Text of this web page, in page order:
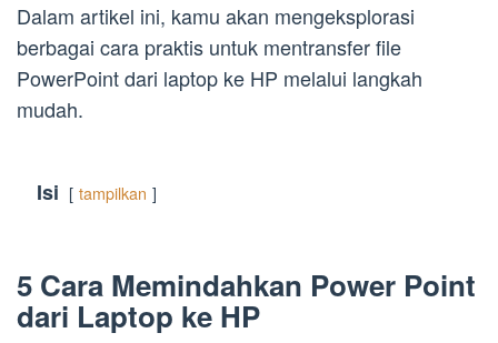
Dalam artikel ini, kamu akan mengeksplorasi
berbagai cara praktis untuk mentransfer file
PowerPoint dari laptop ke HP melalui langkah
mudah.
Isi tampilkan
5 Cara Memindahkan Power Point
dari Laptop ke HP